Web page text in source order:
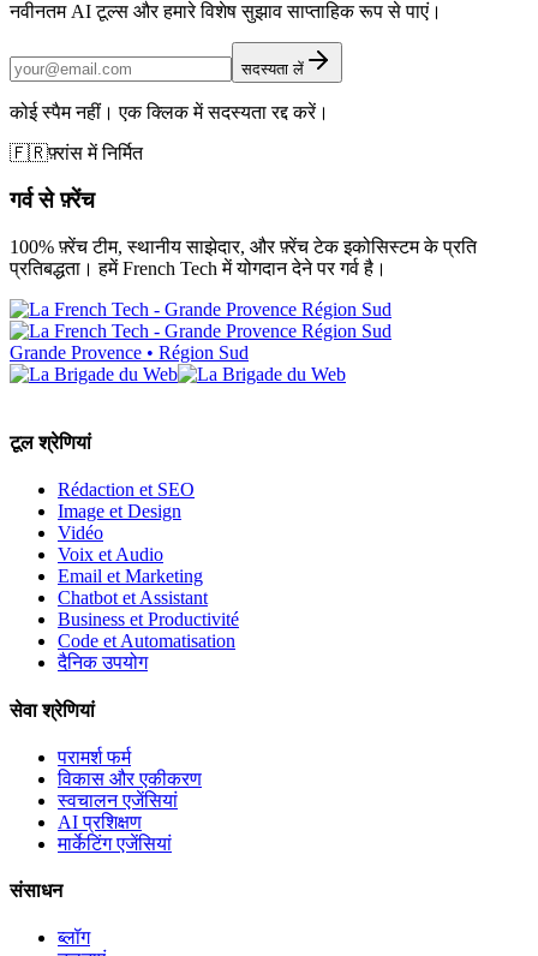
नवीनतम AI टूल्स और हमारे विशेष सुझाव साप्ताहिक रूप से पाएं।
सदस्यता लें
कोई स्पैम नहीं। एक क्लिक में सदस्यता रद्द करें।
🇫🇷फ़्रांस में निर्मित
गर्व से फ़्रेंच
100% फ़्रेंच टीम, स्थानीय साझेदार, और फ़्रेंच टेक इकोसिस्टम के प्रति
प्रतिबद्धता। हमें French Tech में योगदान देने पर गर्व है।
Grande Provence • Région Sud
टूल श्रेणियां
Rédaction et SEO
Image et Design
Vidéo
Voix et Audio
Email et Marketing
Chatbot et Assistant
Business et Productivité
Code et Automatisation
दैनिक उपयोग
सेवा श्रेणियां
परामर्श फर्म
विकास और एकीकरण
स्वचालन एजेंसियां
AI प्रशिक्षण
मार्केटिंग एजेंसियां
संसाधन
ब्लॉग